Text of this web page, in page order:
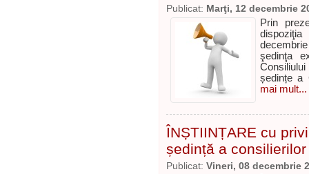
Publicat: Marţi, 12 decembrie
Prin
şedinţa
ședințe a
mai mult...
ÎNȘTIINȚARE cu
ședință a
Publicat: Vineri, 08 decembrie